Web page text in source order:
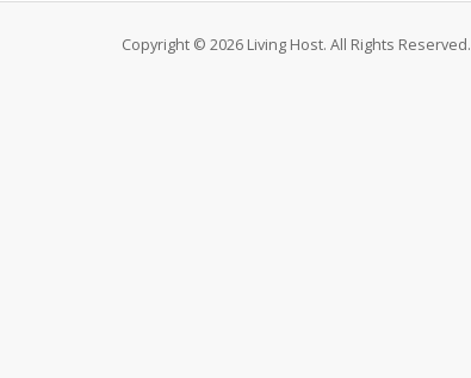
Copyright © 2026 Living Host. All Rights Reserved.